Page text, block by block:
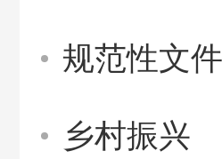
规范性文件
乡村振兴